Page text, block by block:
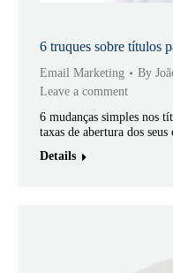
6 truques sobre títulos
Email Marketing By
Leave a comment
6 mudanças simples nos
taxas de abertura dos seus
Details